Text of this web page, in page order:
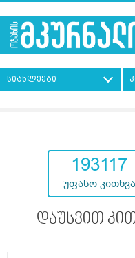
სიახლეები
193117
უფასო კითხვა
დაუსვით